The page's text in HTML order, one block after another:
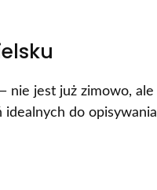
nie jest już zimowo, ale
idealnych do opisywania